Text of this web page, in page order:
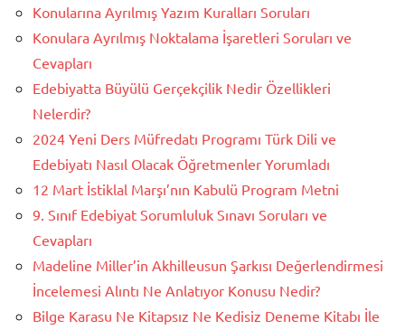
Konularına Ayrılmış Yazım Kuralları Soruları
Konulara Ayrılmış Noktalama İşaretleri Soruları ve
Cevapları
Edebiyatta Büyülü Gerçekçilik Nedir Özellikleri
Nelerdir?
2024 Yeni Ders Müfredatı Programı Türk Dili ve
Edebiyatı Nasıl Olacak Öğretmenler Yorumladı
12 Mart İstiklal Marşı’nın Kabulü Program Metni
9. Sınıf Edebiyat Sorumluluk Sınavı Soruları ve
Cevapları
Madeline Miller’in Akhilleusun Şarkısı Değerlendirmesi
İncelemesi Alıntı Ne Anlatıyor Konusu Nedir?
Bilge Karasu Ne Kitapsız Ne Kedisiz Deneme Kitabı İle